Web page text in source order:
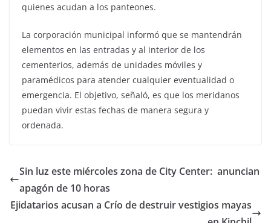
quienes acudan a los panteones.
La corporación municipal informó que se mantendrán
elementos en las entradas y al interior de los
cementerios, además de unidades móviles y
paramédicos para atender cualquier eventualidad o
emergencia. El objetivo, señaló, es que los meridanos
puedan vivir estas fechas de manera segura y
ordenada.
Sin luz este miércoles zona de City Center: anuncian
apagón de 10 horas
Ejidatarios acusan a Crío de destruir vestigios mayas